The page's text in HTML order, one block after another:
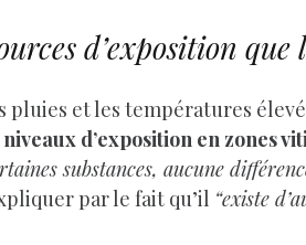
d’exposition
pluies et les températures
niveaux d’exposition en zones
substances, aucune
par le fait qu’il “existe